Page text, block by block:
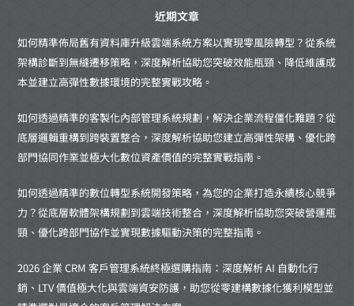
近期文章
如何精準佈局舊有資料庫升級雲端系統方案以實現零風險轉型？從系統
架構診斷到無縫遷移策略，深度解析協助您突破效能瓶頸、降低維護成
本並建立高彈性數據環境的完整實戰攻略。
如何透過精準的客製化內部管理系統規劃，解決企業流程僵化難題？從
底層邏輯重構到跨裝置整合，深度解析協助您建立高彈性架構、優化跨
部門協同作業並極大化數位資產價值的完整實戰指南。
如何透過精準的數位轉型系統開發策略，為您的企業打造永續核心競爭
力？從底層軟體架構規劃到雲端技術整合，深度解析協助您突破營運瓶
頸、優化跨部門協作並實現數據驅動決策的完整指南。
2026 企業 CRM 客戶管理系統終極選購指南：深度解析 AI 自動化行
銷、LTV 價值極大化與雲端資安防護，助您從零建構數據化獲利模型並